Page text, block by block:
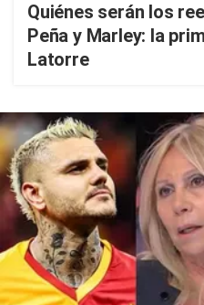
Quiénes serán los
Peña y Marley: la
Latorre